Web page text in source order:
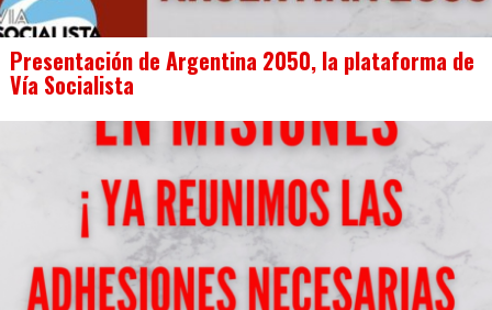
Presentación de Argentina 2050, la plataforma de
Vía Socialista